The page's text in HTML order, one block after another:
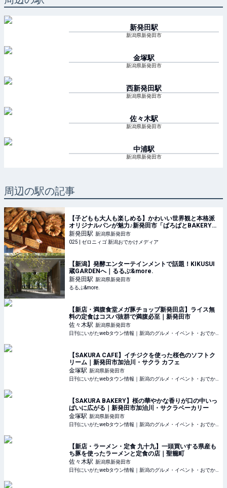
新発田駅
新潟県新発田市
金塚駅
新潟県新発田市
西新発田駅
新潟県新発田市
佐々木駅
新潟県新発田市
中浦駅
新潟県新発田市
周辺の駅の記事
【子どもも大人も楽しめる】かわいい世界観と本格派
オリジナルパンが魅力♪新発田市「ぱろぱとBAKERY」
#かわいい #イベリコ豚 #スパイス #パン #ファミリー
#ベーカリー #ランチ
新発田駅 新潟県新発田市
025 | ゼロニィゴ 新潟おでかけメディア
【新潟】発酵エンターテインメントで話題！KIKUSUI
蔵GARDENへ｜るるぶ&more.
新発田駅 新潟県新発田市
るるぶ&more.
【新店・満腹食堂メガ豚チョップ新発田店】ライス無
料の定食はコスパ抜群で満腹必至｜新発田市
佐々木駅 新潟県新発田市
【SAKURA CAFE】イチジクを使った桜色のソフトク
リーム｜新発田市加治川・サクラ カフェ
金塚駅 新潟県新発田市
【SAKURA BAKERY】桜の華やかな香りが口の中いっ
ぱいに広がる｜新発田市加治川・サクラベーカリー
金塚駅 新潟県新発田市
【新店・ラーメン・定食 九十九】一頭買いする県産も
ち豚を使ったラーメンと定食の店｜聖籠町
佐々木駅 新潟県新発田市